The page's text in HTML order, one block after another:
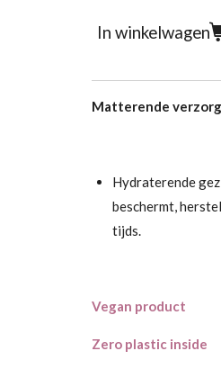
In winkelwagen
Matterende
Hydraterende
beschermt,
tijds.
Vegan product
Zero plastic inside